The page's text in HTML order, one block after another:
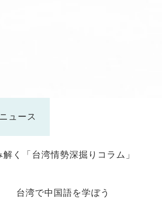
ュース
く「台湾情勢深掘りコラム」
台湾で中国語を学ぼう